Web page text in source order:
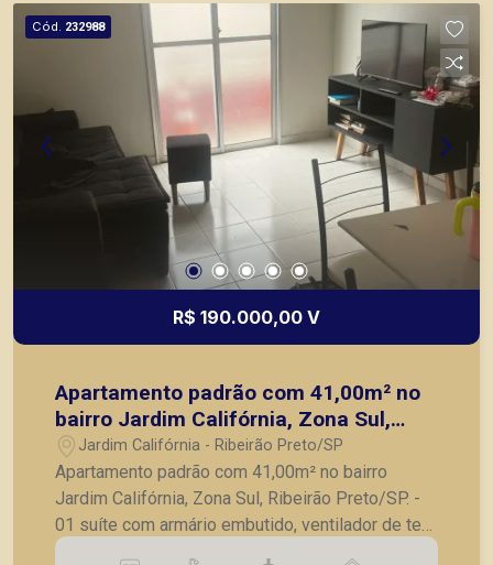
lançamentos da cidade de Ribeirão Preto.
Cód. 232988
R$ 190.000,00 V
Apartamento padrão com 41,00m² no
bairro Jardim Califórnia, Zona Sul,
Ribeirão Preto/SP.
Jardim Califórnia - Ribeirão Preto/SP
Apartamento padrão com 41,00m² no bairro
Jardim Califórnia, Zona Sul, Ribeirão Preto/SP. -
01 suíte com armário embutido, ventilador de teto
e sacada; - Sala para 02 ambientes com